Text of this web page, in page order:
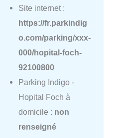
Site internet :
https://fr.parkindig
o.com/parking/xxx-
000/hopital-foch-
92100800
Parking Indigo -
Hopital Foch à
domicile : non
renseigné